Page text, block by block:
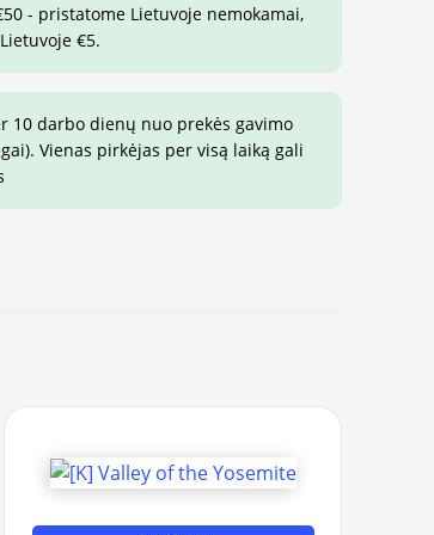
- pristatome Lietuvoje nemokamai,
€5.
10 darbo dienų nuo prekės gavimo
Vienas pirkėjas per visą laiką gali